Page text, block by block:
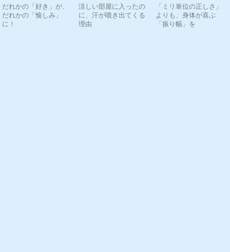
だれかの「好き」が、
だれかの「愉しみ」
に！
涼しい部屋に入ったの
に、汗が噴き出てくる
理由
「ミリ単位の正しさ」
よりも、身体が喜ぶ
「振り幅」を